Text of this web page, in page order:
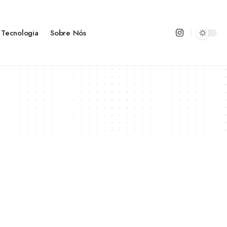
Tecnologia Sobre Nós